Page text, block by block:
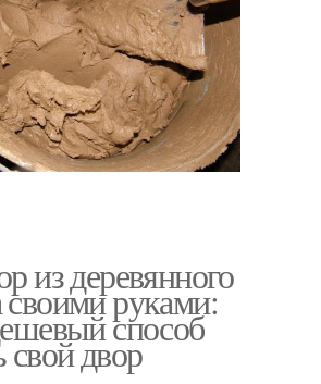
из деревянного
руками:
способ
свой двор